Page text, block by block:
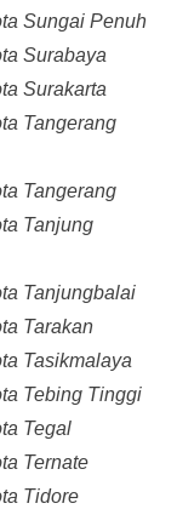
Sungai Penuh
Surabaya
Surakarta
Tangerang
Tangerang
Tanjung
Tanjungbalai
Tarakan
Tasikmalaya
Tebing Tinggi
Tegal
Ternate
Tidore